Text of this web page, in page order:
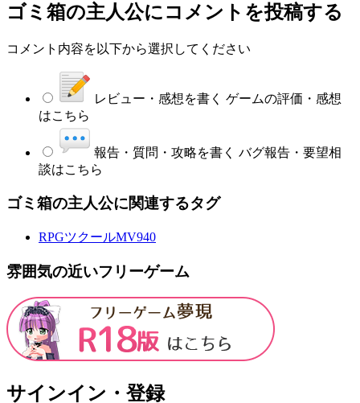
ゴミ箱の主人公にコメントを投稿する
コメント内容を以下から選択してください
レビュー・感想を書く ゲームの評価・感想
はこちら
報告・質問・攻略を書く バグ報告・要望相
談はこちら
ゴミ箱の主人公に関連するタグ
RPGツクールMV940
雰囲気の近いフリーゲーム
サインイン・登録